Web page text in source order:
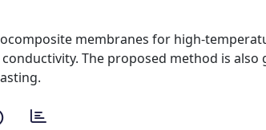
membranes for high-
The proposed method is also